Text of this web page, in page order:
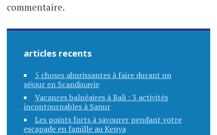
commentaire.
articles recents
5 choses ahurissantes à faire durant un
séjour en Scandinavie
Vacances balnéaires à Bali : 3 activités
incontournables à Sanur
Les points forts à savourer pendant votre
escapade en famille au Kenya